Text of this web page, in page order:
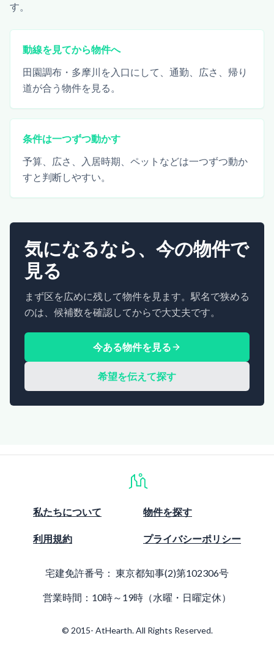
す。
動線を見てから物件へ
田園調布・多摩川を入口にして、通勤、広さ、帰り
道が合う物件を見る。
条件は一つずつ動かす
予算、広さ、入居時期、ペットなどは一つずつ動か
すと判断しやすい。
気になるなら、今の物件で
見る
まず区を広めに残して物件を見ます。駅名で狭める
のは、候補数を確認してからで大丈夫です。
今ある物件を見る
希望を伝えて探す
私たちについて 物件を探す
利用規約 プライバシーポリシー
宅建免許番号： 東京都知事(2)第102306号
営業時間：10時～19時（水曜・日曜定休）
© 2015- AtHearth. All Rights Reserved.